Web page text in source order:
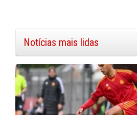
Notícias mais lidas